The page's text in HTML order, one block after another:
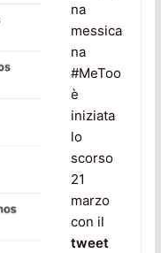
na
messica
na
#MeToo
è
iniziata
lo
scorso
21
marzo
con il
tweet